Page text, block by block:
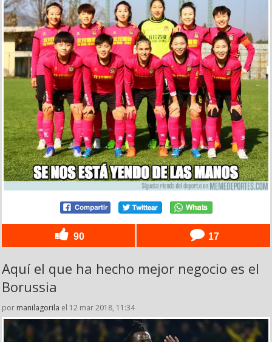
90 17
Aquí el que ha hecho mejor negocio es el
Borussia
por manilagorila el 12 mar 2018, 11:34